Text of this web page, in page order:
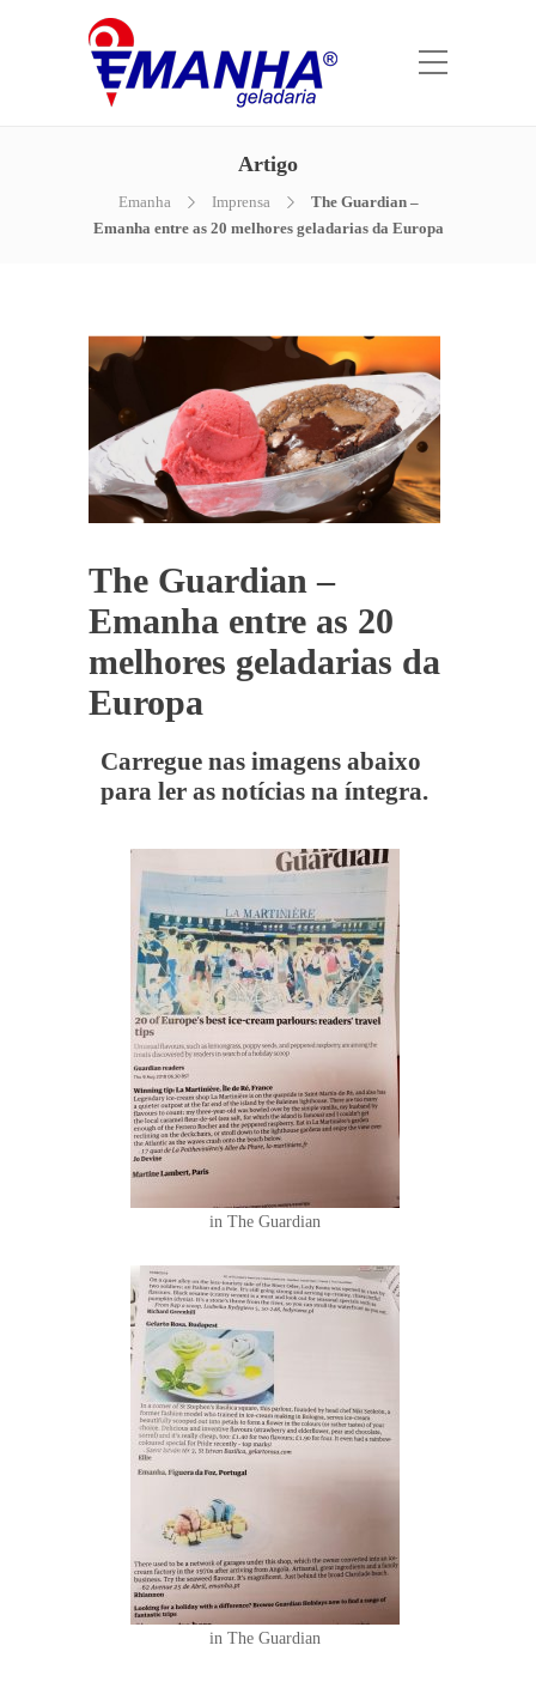
Artigo
Emanha Imprensa
The Guardian –
Emanha entre as 20 melhores geladarias da Europa
The Guardian –
Emanha entre as 20
melhores geladarias da
Europa
Carregue nas imagens abaixo
para ler as notícias na íntegra.
in The Guardian
in The Guardian